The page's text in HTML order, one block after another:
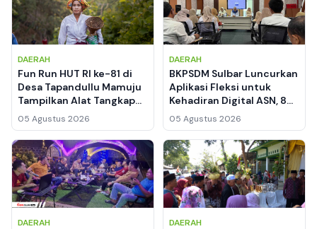
DAERAH
Fun Run HUT RI ke-81 di
Desa Tapandullu Mamuju
Tampilkan Alat Tangkap
Nelayan Tradisional,
Kebaya Putih dan Sarung
Jadi Daya Tarik
05 Agustus 2026
DAERAH
BKPSDM Sulbar Luncurkan
Aplikasi Fleksi untuk
Kehadiran Digital ASN, 8
Perangkat Daerah Jadi
Pilot Project
05 Agustus 2026
DAERAH DAERAH